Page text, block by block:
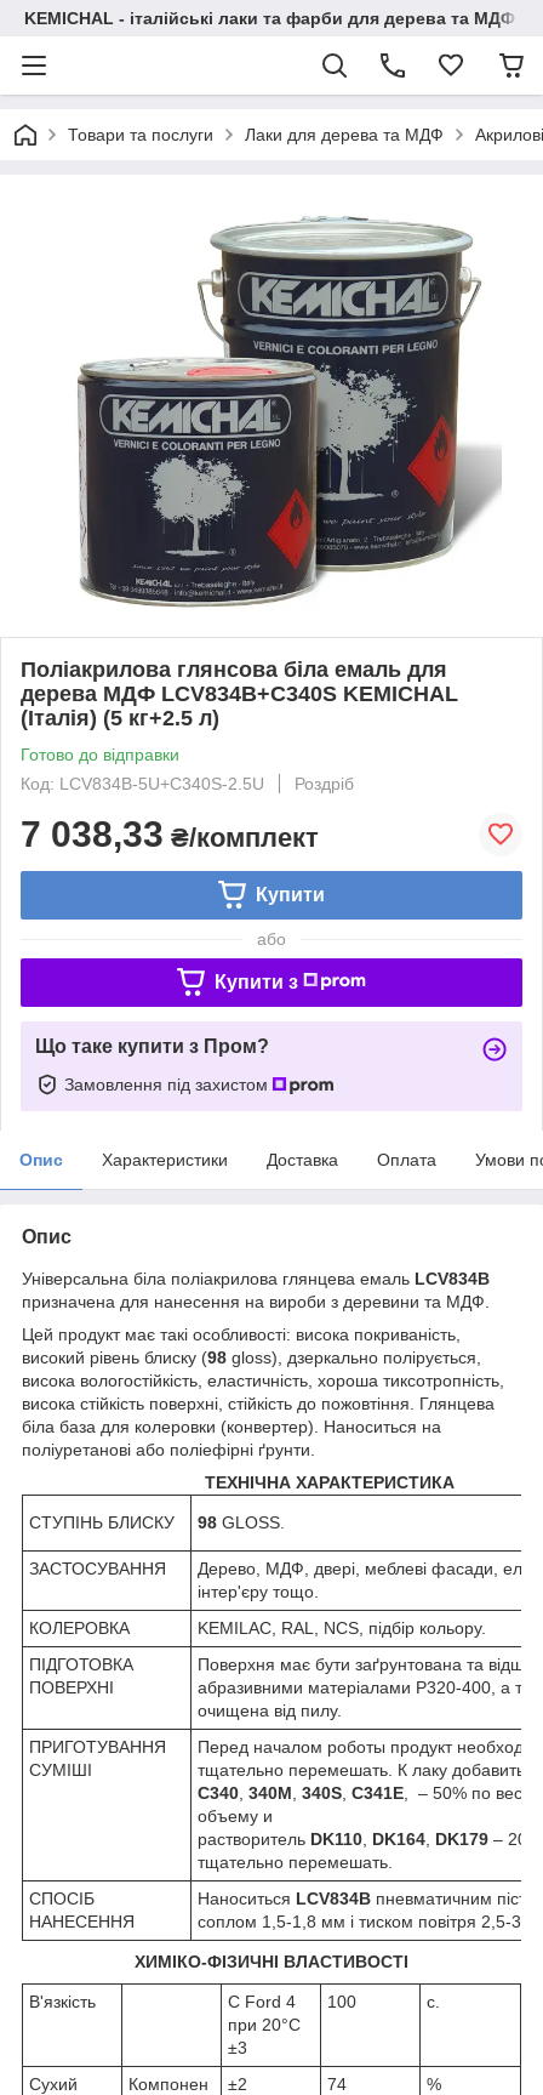
KEMICHAL - італійські лаки та фарби для дерева та МДФ
Товари та послуги Лаки для дерева та МДФ
Поліакрилова глянсова біла емаль для
дерева МДФ LCV834B+C340S KEMICHAL
(Італія) (5 кг+2.5 л)
Готово до відправки
Код: LCV834B-5U+C340S-2.5U
Роздріб
7 038,33 ₴/комплект
Купити
або
Купити з
Що таке купити з Пром?
Замовлення під захистом
Опис Характеристики Доставка Оплата Умови
Опис
Універсальна біла поліакрилова глянцева емаль LCV834B
призначена для нанесення на вироби з деревини та МДФ.
Цей продукт має такі особливості: висока покриваність,
високий рівень блиску (98 gloss), дзеркально полірується,
висока вологостійкість, еластичність, хороша тиксотропність,
висока стійкість поверхні, стійкість до пожовтіння. Глянцева
біла база для колеровки (конвертер). Наноситься на
поліуретанові або поліефірні ґрунти.
ТЕХНІЧНА ХАРАКТЕРИСТИКА
СТУПІНЬ БЛИСКУ 98 GLOSS.
ЗАСТОСУВАННЯ
Дерево, МДФ, двері, меблеві фасади,
інтер'єру тощо.
КОЛЕРОВКА
KEMILAC, RAL, NCS, підбір кольору.
ПІДГОТОВКА
ПОВЕРХНІ
Поверхня має бути заґрунтована та
абразивними матеріалами Р320-400, а
очищена від пилу.
ПРИГОТУВАННЯ
СУМІШІ
Перед началом роботы продукт
тщательно перемешать. К лаку добавить
С340 340M 340S C341E , – 50% по весу
объему и
растворитель DK110 DK164 DK179 – 20-
тщательно перемешать.
СПОСІБ
НАНЕСЕННЯ
Наноситься LCV834B пневматичним
соплом 1,5-1,8 мм і тиском повітря 2,5-3
ХИМІКО-ФІЗИЧНІ ВЛАСТИВОСТІ
В'язкість
С Ford 4
при 20°C
±3
100 с.
Сухий
Компонен
±2 74 %